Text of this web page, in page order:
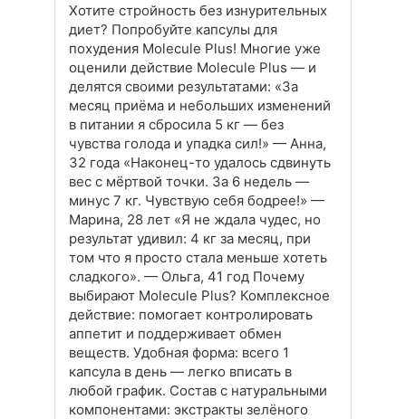
Хотите стройность без изнурительных
диет? Попробуйте капсулы для
похудения Molecule Plus! Многие уже
оценили действие Molecule Plus — и
делятся своими результатами: «За
месяц приёма и небольших изменений
в питании я сбросила 5 кг — без
чувства голода и упадка сил!» — Анна,
32 года «Наконец-то удалось сдвинуть
вес с мёртвой точки. За 6 недель —
минус 7 кг. Чувствую себя бодрее!» —
Марина, 28 лет «Я не ждала чудес, но
результат удивил: 4 кг за месяц, при
том что я просто стала меньше хотеть
сладкого». — Ольга, 41 год Почему
выбирают Molecule Plus? Комплексное
действие: помогает контролировать
аппетит и поддерживает обмен
веществ. Удобная форма: всего 1
капсула в день — легко вписать в
любой график. Состав с натуральными
компонентами: экстракты зелёного